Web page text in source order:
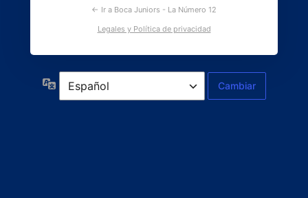
← Ir a Boca Juniors - La Número 12
Legales y Política de privacidad
Idioma